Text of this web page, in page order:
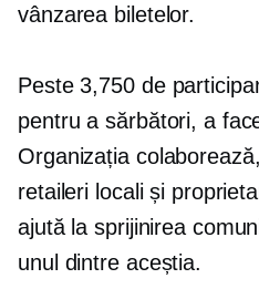
vânzarea biletelor.
Peste 3,750 de
pentru a sărbători, a
Organizația
retaileri locali și
ajută la sprijinirea
unul dintre aceștia.